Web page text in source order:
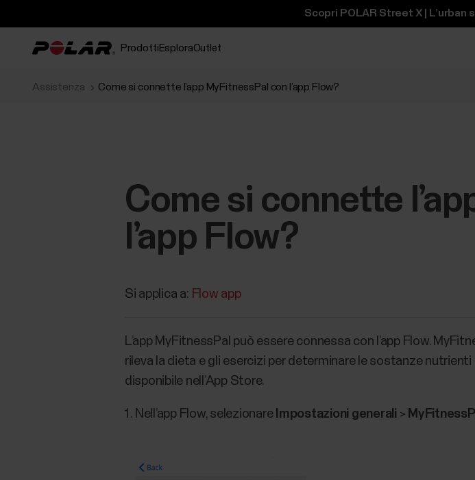
Scopri POLAR Street X |
Prodotti EsploraOutlet
Assistenza Come si connette l’app MyFitnessPal con l’app Flow?
Come si connette
l’app Flow?
Si applica a: Flow app
L’app MyFitnessPal può essere connessa con l’app Flow.
rileva la dieta e gli esercizi per determinare le sostanze
disponibile nell’App Store.
Nell’app Flow, selezionare Impostazioni generali >